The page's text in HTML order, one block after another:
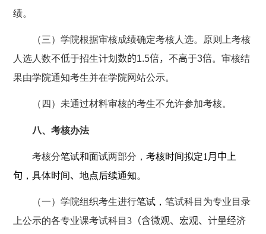
绩。
（三）学院根据审核成绩确定考核人选。原则上考核
人选人数不低于招生计划 数的1.5倍，不高于3倍。审核结
果由学院通知考生并在学院网站公示。
（四）未通过材料审核的考生不允许参加考核。
八、考核办法
考核分笔试和面试两部分， 考核时间拟定1 月中上
旬 ，具体时间、 地点后续通知。
（一）学院组织考生进行笔试， 笔试科目为专业目录
上公示的各专业课考试科目 3 （含微观、宏观、计量经济